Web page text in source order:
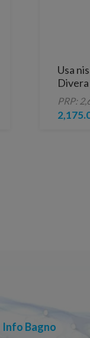
Usa
630
PRP:
Info Bagno